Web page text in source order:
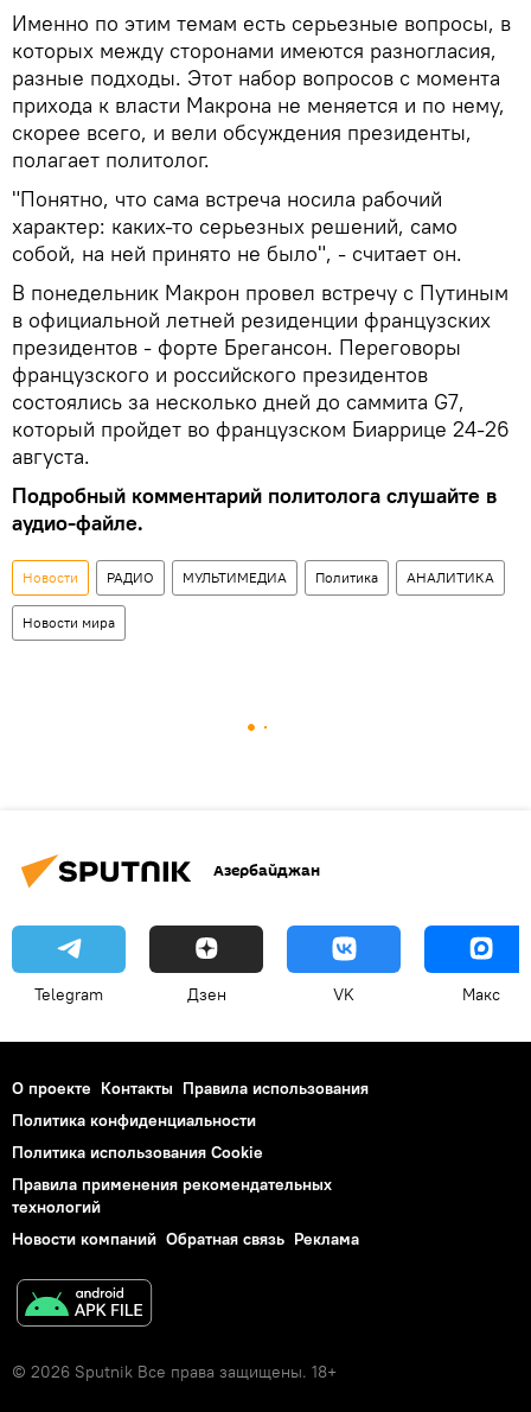
Именно по этим темам есть серьезные вопросы, в
которых между сторонами имеются разногласия,
разные подходы. Этот набор вопросов с момента
прихода к власти Макрона не меняется и по нему,
скорее всего, и вели обсуждения президенты,
полагает политолог.
"Понятно, что сама встреча носила рабочий
характер: каких-то серьезных решений, само
собой, на ней принято не было", - считает он.
В понедельник Макрон провел встречу с Путиным
в официальной летней резиденции французских
президентов - форте Брегансон. Переговоры
французского и российского президентов
состоялись за несколько дней до саммита G7,
который пройдет во французском Биаррице 24-26
августа.
Подробный комментарий политолога слушайте в
аудио-файле.
Новости РАДИО МУЛЬТИМЕДИА Политика АНАЛИТИКА
Новости мира
Азербайджан
Telegram Дзен VK Макс
О проекте Контакты Правила использования
Политика конфиденциальности
Политика использования Cookie
Правила применения рекомендательных
технологий
Новости компаний Обратная связь Реклама
© 2026 Sputnik Все права защищены. 18+